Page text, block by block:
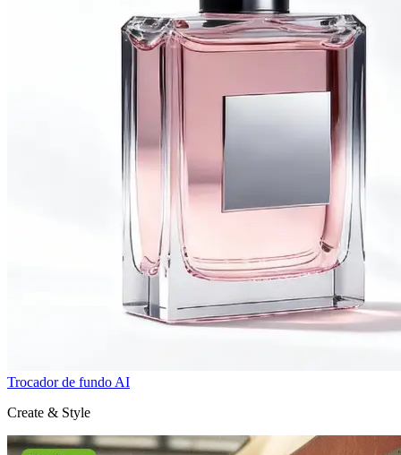
Trocador de fundo AI
Create & Style